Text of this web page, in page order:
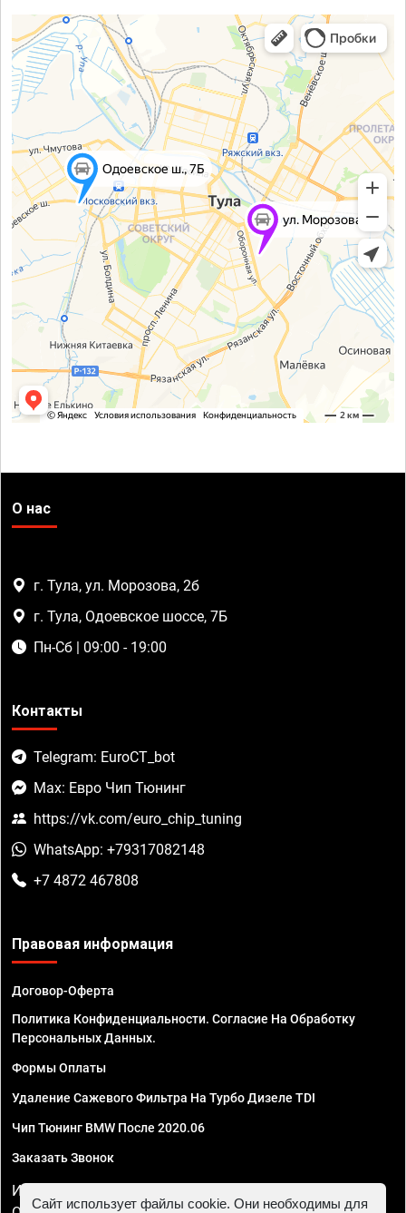
О нас
г. Тула, ул. Морозова, 2б
г. Тула, Одоевское шоссе, 7Б
Пн-Сб | 09:00 - 19:00
Контакты
Telegram: EuroCT_bot
Max: Евро Чип Тюнинг
https://vk.com/euro_chip_tuning
WhatsApp: +79317082148
+7 4872 467808
Правовая информация
Договор-Оферта
Политика Конфиденциальности. Согласие На Обработку
Персональных Данных.
Формы Оплаты
Удаление Сажевого Фильтра На Турбо Дизеле TDI
Чип Тюнинг BMW После 2020.06
Заказать Звонок
ИП Смирнов Георгий Павлович. ИНН 781302555843,
Сайт использует файлы cookie. Они необходимы для